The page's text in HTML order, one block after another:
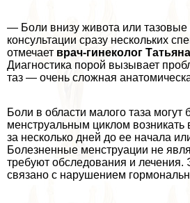
— Боли внизу живота или тазовые
консультации сразу нескольких
отмечает врач-гинеколог
Диагностика порой вызывает
таз — очень сложная
Боли в области малого таза могут
мeнcтpуальным циклом
за несколько дней до ее начала
Болезненные мeнcтpуации не
требуют обследования и лечения.
связано с нарушением